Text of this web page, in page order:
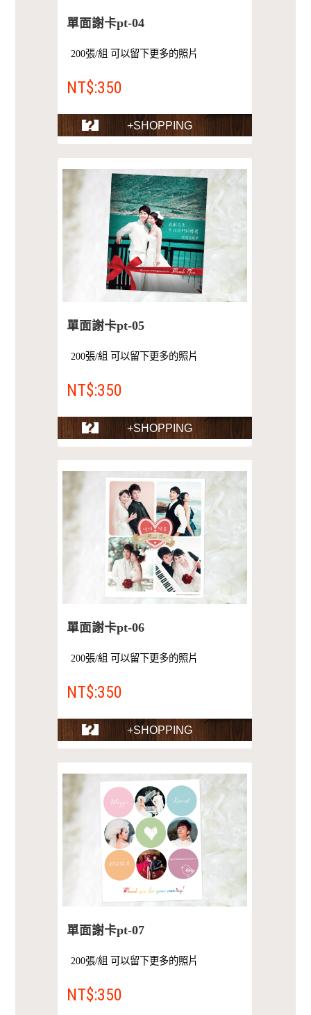
單面謝卡pt-04
200張/組 可以留下更多的照片
NT$:350
+SHOPPING
單面謝卡pt-05
200張/組 可以留下更多的照片
NT$:350
+SHOPPING
單面謝卡pt-06
200張/組 可以留下更多的照片
NT$:350
+SHOPPING
單面謝卡pt-07
200張/組 可以留下更多的照片
NT$:350